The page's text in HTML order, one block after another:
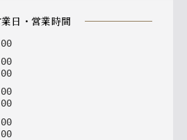
営業日・営業時間
00
00
00
00
00
00
00